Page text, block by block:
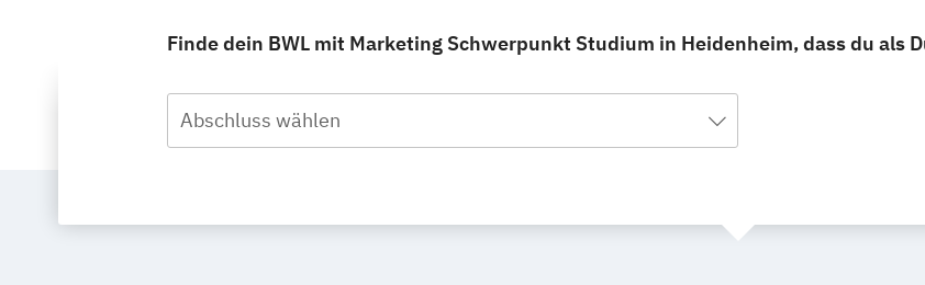
Finde dein BWL mit Marketing Schwerpunkt Studium in Heidenheim, dass du als
Abschluss wählen